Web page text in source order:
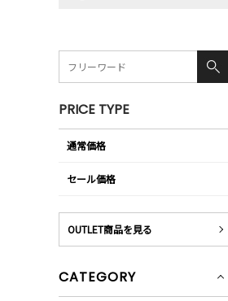
PRICE TYPE
通常価格
セール価格
OUTLET商品を見る
CATEGORY